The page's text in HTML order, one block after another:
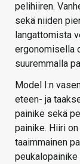
pelihiiren.
sekä niiden
langattomista
ergonomisella
suuremmalla
Model I:n
eteen- ja
painike sekä
painike. Hiiri
taaimmainen